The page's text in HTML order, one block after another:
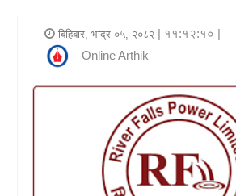
राजनीति
बिहिबार, भाद्र ०५, २०८२ | ११:१२:१० |
Online Arthik